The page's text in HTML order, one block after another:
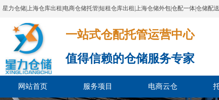
星力仓储|上海仓库出租|电商仓储托管|短租仓库出租|上海仓储外包|仓配一体|仓储配
一站式仓配托管运营中心​​​​​​​​​​​​​​​​​
值得信赖的仓储服务专家
网站首页 服务项目 电商云仓